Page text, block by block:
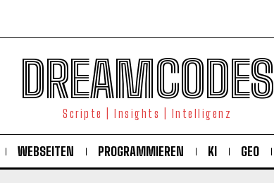
DREAMCODES
Scripte | Insights | Intelligenz
WEBSEITEN PROGRAMMIEREN KI GEO